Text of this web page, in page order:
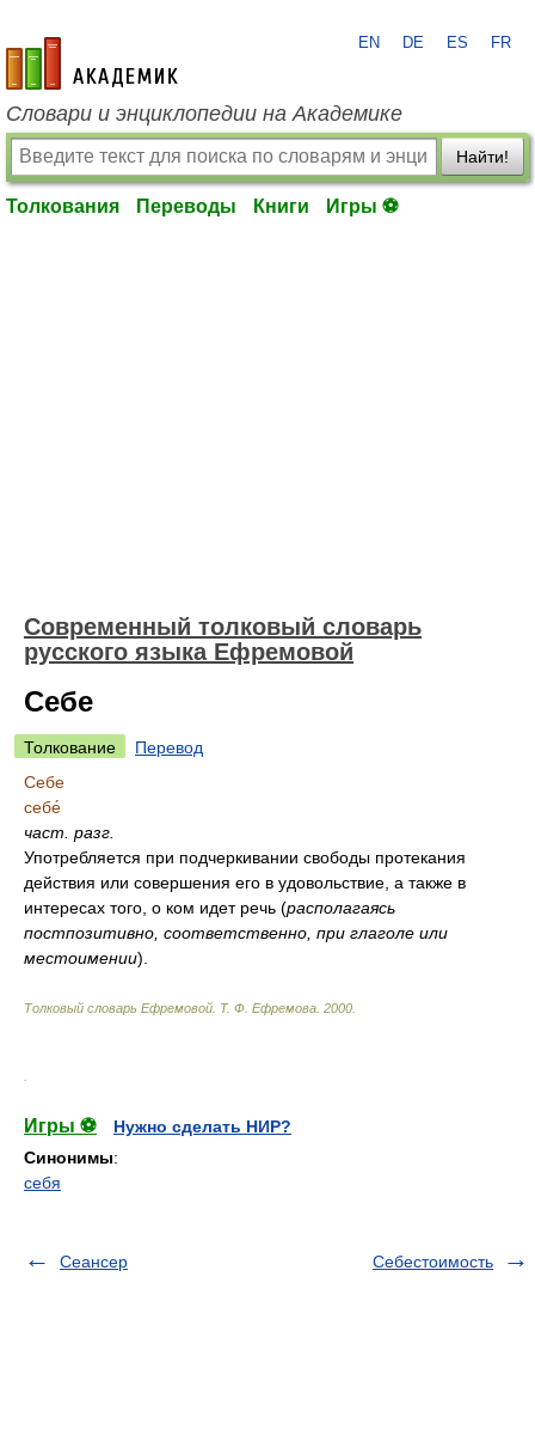
academic.ru
EN DE ES FR
Словари и энциклопедии на Академике
Найти!
Толкования Переводы Книги Игры ⚽
Современный толковый словарь
русского языка Ефремовой
Себе
Толкование
Перевод
Себе
себе́
част. разг.
Употребляется при подчеркивании свободы протекания
действия или совершения его в удовольствие, а также в
интересах того, о ком идет речь (располагаясь
постпозитивно, соответственно, при глаголе или
местоимении)
Толковый словарь Ефремовой Т. Ф. Ефремова. 2000
Игры ⚽
Нужно сделать НИР?
Синонимы:
себя
Сеансер Себестоимость